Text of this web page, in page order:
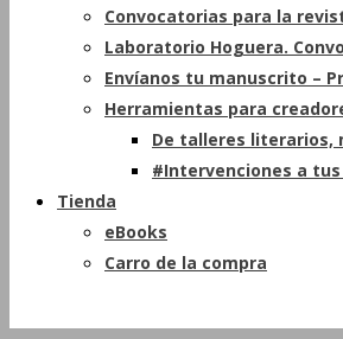
Convocatorias para la
Laboratorio Hoguera.
Envíanos tu manuscrito –
Herramientas para
De talleres literarios,
#Intervenciones a
Tienda
eBooks
Carro de la compra